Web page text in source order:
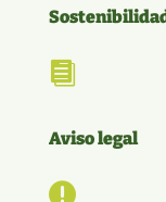

Aviso legal
